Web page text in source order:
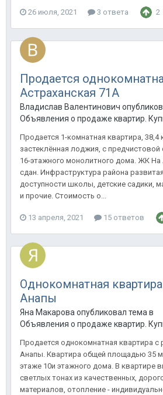
26 июля, 2021 3 ответа 2
Продается
Астраханская 71А
Владислав Валентинович
Объявления о продаже квартир.
Продается 1-комнатная квартира,
застеклённая лоджия, с предчистовой
16-этажного монолитного дома. ЖК На
сдан. Инфраструктура района
доступности школы, детские садики,
и прочие. Стоимость о...
13 апреля, 2021 15 ответов
Однокомнатная
Анапы
Яна Макарова опубликовал тема в
Объявления о продаже квартир.
Продается однокомнатная квартира с
Анапы. Квартира общей площадью 35
этаже 10и этажного дома. В квартире
светлых тонах из качественных,
материалов, отопление -